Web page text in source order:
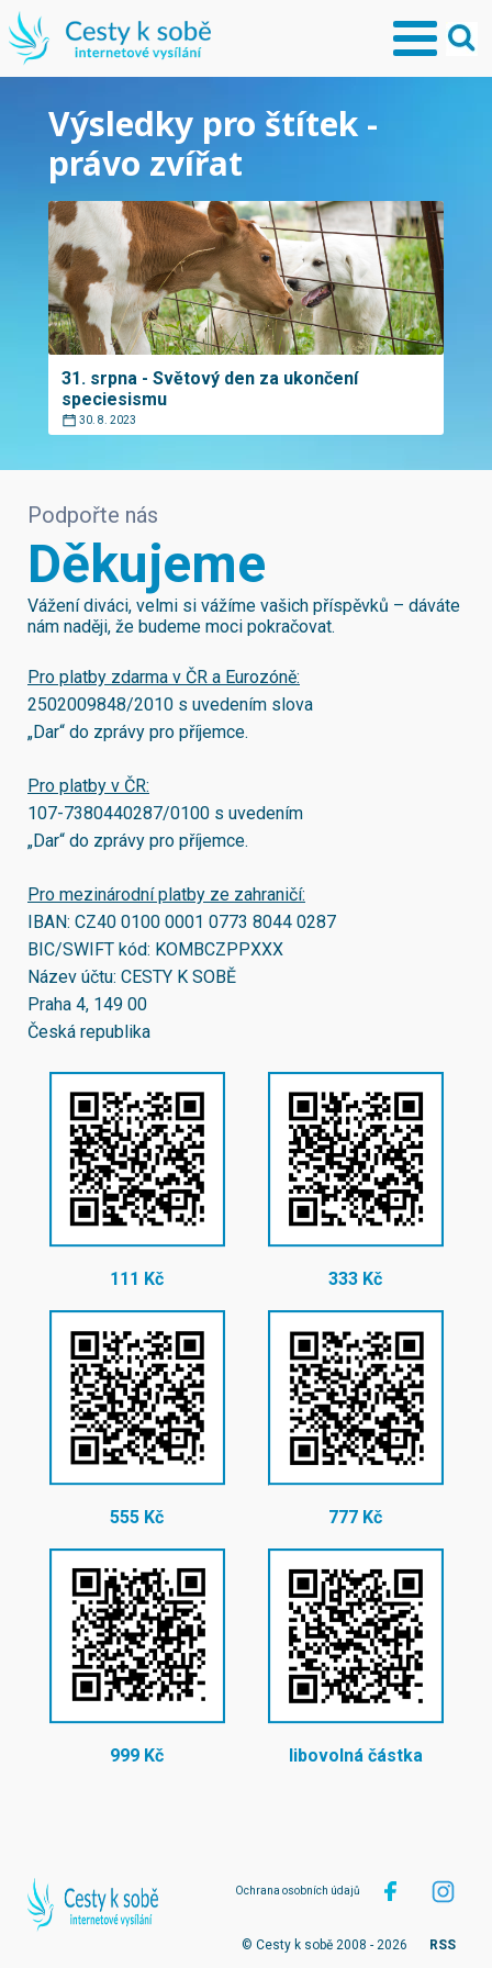
Výsledky pro štítek -
právo zvířat
31. srpna - Světový den za ukončení
speciesismu
30. 8. 2023
Podpořte nás
Děkujeme
Vážení diváci, velmi si vážíme vašich příspěvků – dáváte
nám naději, že budeme moci pokračovat.
Pro platby zdarma v ČR a Eurozóně:
2502009848/2010 s uvedením slova
„Dar“ do zprávy pro příjemce.
Pro platby v ČR:
107-7380440287/0100 s uvedením
„Dar“ do zprávy pro příjemce.
Pro mezinárodní platby ze zahraničí:
IBAN: CZ40 0100 0001 0773 8044 0287
BIC/SWIFT kód: KOMBCZPPXXX
Název účtu: CESTY K SOBĚ
Praha 4, 149 00
Česká republika
111 Kč 333 Kč
555 Kč 777 Kč
999 Kč libovolná částka
Ochrana osobních údajů
© Cesty k sobě 2008 - 2026 RSS